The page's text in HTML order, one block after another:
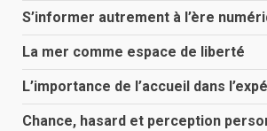
S’informer autrement à l’ère
La mer comme espace de liberté
L’importance de l’accueil dans
Chance, hasard et perception